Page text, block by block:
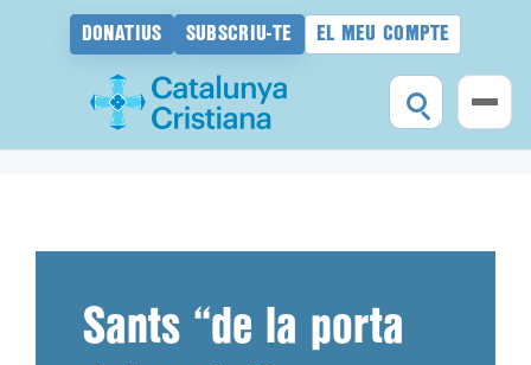
DONATIUS SUBSCRIU-TE EL MEU COMPTE
Sants “de la porta